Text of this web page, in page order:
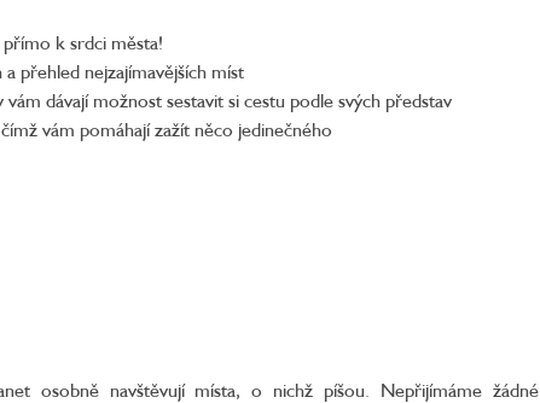
k srdci města!
přehled nejzajímavějších míst
dávají možnost sestavit si cestu podle svých představ
vám pomáhají zažít něco jedinečného
osobně navštěvují místa, o nichž píšou. Nepřijímáme žádné